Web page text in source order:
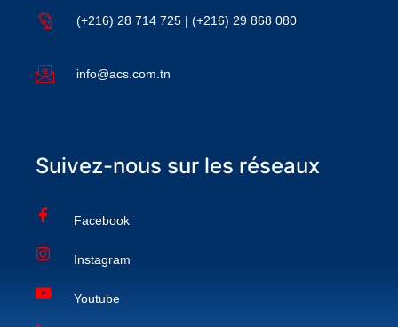
(+216) 28 714 725 | (+216) 29 868 080
info@acs.com.tn
Suivez-nous sur les réseaux
Facebook
Instagram
Youtube